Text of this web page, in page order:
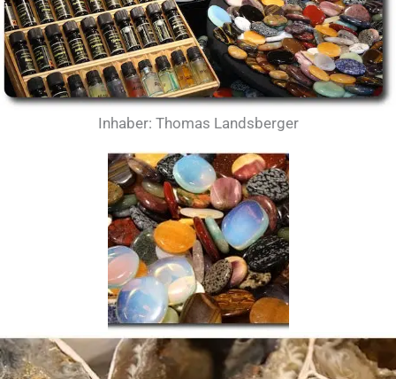
Inhaber: Thomas Landsberger